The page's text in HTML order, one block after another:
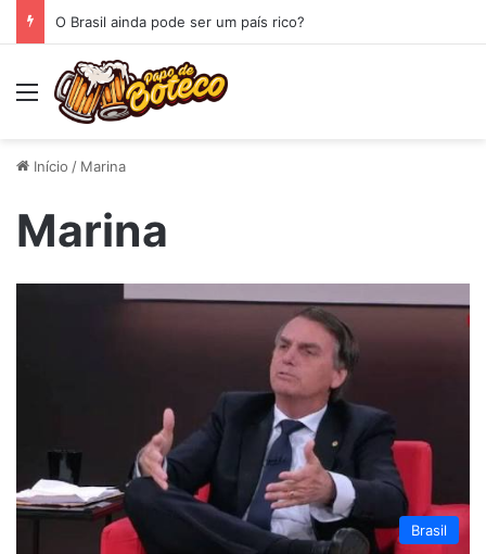
O Brasil ainda pode ser um país rico?
Menu
Início / Marina
Marina
Brasil